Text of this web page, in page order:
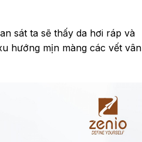
sát ta sẽ thấy da hơi ráp và
hướng mịn màng các vết vân